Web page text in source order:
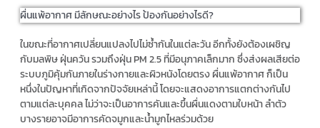
ผื่นแพ้อากาศ มีลักษณะอย่างไร ป้องกันอย่างไรดี?
ในขณะที่อากาศเปลี่ยนแปลงไปไม่ซ้ำกันในแต่ละวัน อีกทั้งยังต้องเผชิญ
กับมลพิษ ฝุ่นควัน รวมถึงฝุ่น PM 2.5 ที่มีอนุภาคเล็กมาก ซึ่งส่งผลเสียต่อ
ระบบภูมิคุ้มกันภายในร่างกายและผิวหนังโดยตรง ผื่นแพ้อากาศ ก็เป็น
หนึ่งในปัญหาที่เกิดจากปัจจัยเหล่านี้ โดยจะแสดงอาการแตกต่างกันไป
ตามแต่ละบุคคล ไม่ว่าจะเป็นอาการคันและขึ้นผื่นแดงตามใบหน้า ลำตัว
บางรายอาจมีอาการคัดจมูกและน้ำมูกไหลร่วมด้วย